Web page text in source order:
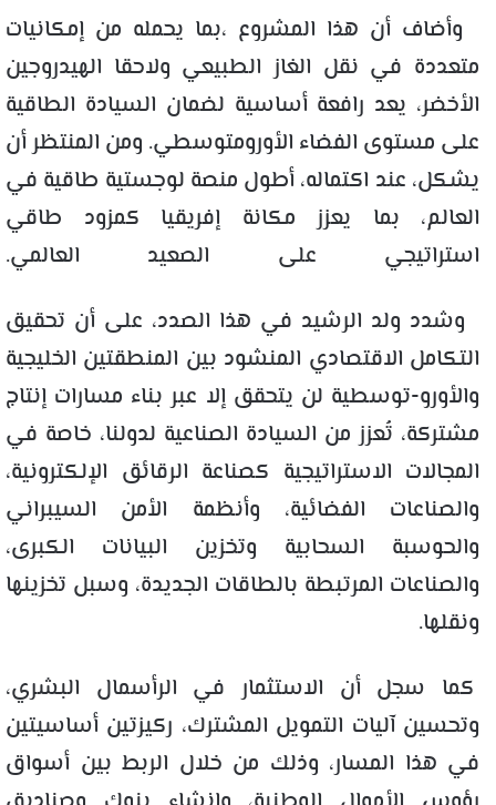
وأضاف أن هذا المشروع ،بما يحمله من إمكانيات
متعددة في نقل الغاز الطبيعي ولاحقا الهيدروجين
الأخضر، يعد رافعة أساسية لضمان السيادة الطاقية
على مستوى الفضاء الأورومتوسطي. ومن المنتظر أن
يشكل، عند اكتماله، أطول منصة لوجستية طاقية في
العالم، بما يعزز مكانة إفريقيا كمزود طاقي
استراتيجي على الصعيد العالمي.
وشدد ولد الرشيد في هذا الصدد، على أن تحقيق
التكامل الاقتصادي المنشود بين المنطقتين الخليجية
والأورو-توسطية لن يتحقق إلا عبر بناء مسارات إنتاج
مشتركة، تُعزز من السيادة الصناعية لدولنا، خاصة في
المجالات الاستراتيجية كصناعة الرقائق الإلكترونية،
والصناعات الفضائية، وأنظمة الأمن السيبراني
والحوسبة السحابية وتخزين البيانات الكبرى،
والصناعات المرتبطة بالطاقات الجديدة، وسبل تخزينها
ونقلها.
كما سجل أن الاستثمار في الرأسمال البشري،
وتحسين آليات التمويل المشترك، ركيزتين أساسيتين
في هذا المسار، وذلك من خلال الربط بين أسواق